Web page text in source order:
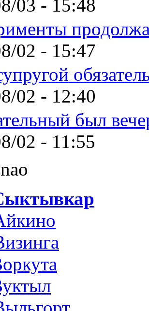
03 - 15:48
02 - 15:47
02 - 12:40
был
02 - 11:55